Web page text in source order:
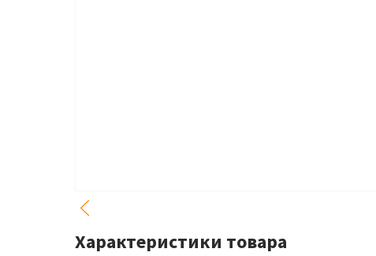
Характеристики товара